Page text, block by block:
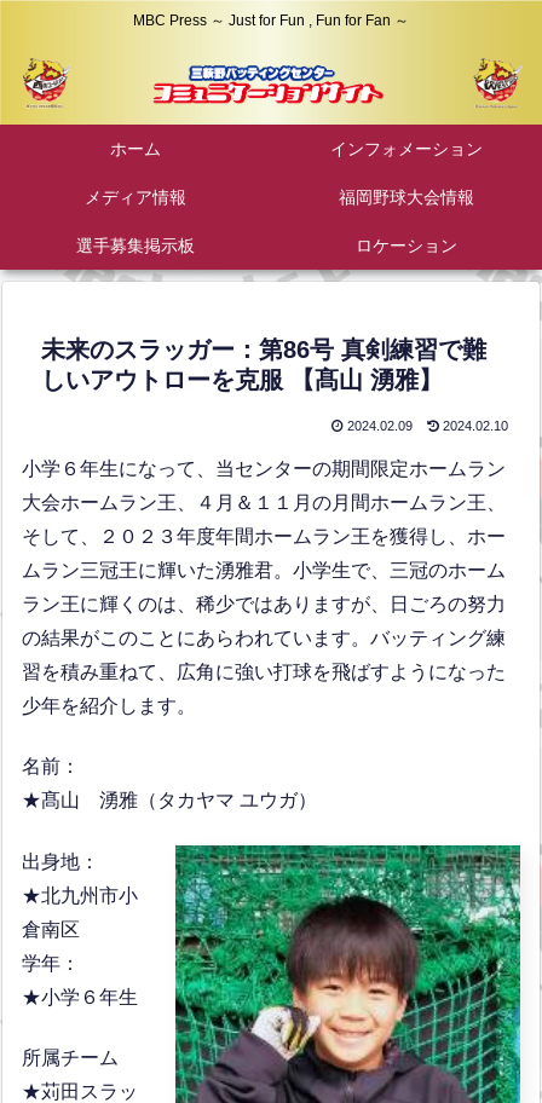
MBC Press ～ Just for Fun , Fun for Fan ～
ホーム インフォメーション
メディア情報 福岡野球大会情報
選手募集掲示板 ロケーション
未来のスラッガー：第86号 真剣練習で難
しいアウトローを克服 【髙山 湧雅】
2024.02.09 2024.02.10
小学６年生になって、当センターの期間限定ホームラン
大会ホームラン王、４月＆１１月の月間ホームラン王、
そして、２０２３年度年間ホームラン王を獲得し、ホー
ムラン三冠王に輝いた湧雅君。小学生で、三冠のホーム
ラン王に輝くのは、稀少ではありますが、日ごろの努力
の結果がこのことにあらわれています。バッティング練
習を積み重ねて、広角に強い打球を飛ばすようになった
少年を紹介します。
名前：
★髙山 湧雅（タカヤマ ユウガ）
出身地：
★北九州市小
倉南区
学年：
★小学６年生
所属チーム
★苅田スラッ